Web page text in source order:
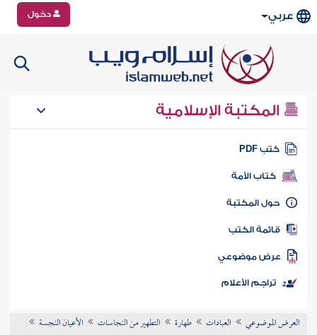
عربي دخول
المكتبة الإسلامية
كتب PDF
كتاب الأمة
المكتبة
الكتب
موضوعي
تراجم الأعلام
العرض الموضوعي العبادات طهارة التطهير من النجاسات
الأعيان النجسة